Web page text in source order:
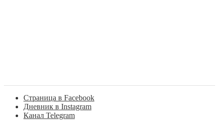
Страница в Facebook
Дневник в Instagram
Канал Telegram